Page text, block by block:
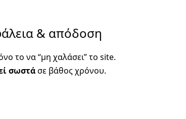
& απόδοση
το να “μη χαλάσει” το site.
σωστάσε βάθος χρόνου.